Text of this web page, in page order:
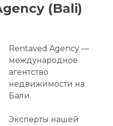
(Bali)
Rentaved Agency —
международное
агентство
недвижимости на
Бали.
Эксперты нашей